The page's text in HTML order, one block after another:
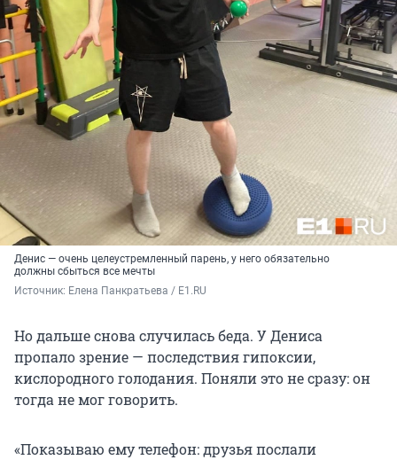
Денис — очень целеустремленный парень, у него обязательно
должны сбыться все мечты
Источник: Елена Панкратьева / E1.RU
Но дальше снова случилась беда. У Дениса
пропало зрение — последствия гипоксии,
кислородного голодания. Поняли это не сразу: он
тогда не мог говорить.
«Показываю ему телефон: друзья послали